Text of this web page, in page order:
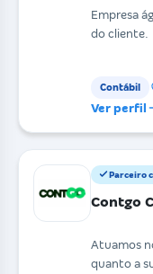
Empresa
do cliente.
Contábil
Ver perfil
Parceiro
Contgo
Atuamos
quanto a